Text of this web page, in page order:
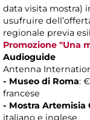
data visita mostra)
usufruire
regionale previa
Promozione "Una
Audioguide
Antenna
- Museo di Roma:
francese
- Mostra Artemisia
italiano e inglese